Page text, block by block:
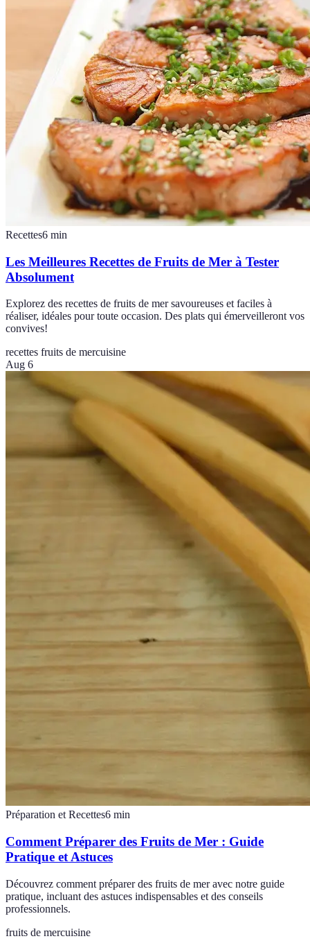
Recettes6 min
Les Meilleures Recettes de Fruits de Mer à Tester
Absolument
Explorez des recettes de fruits de mer savoureuses et faciles à
réaliser, idéales pour toute occasion. Des plats qui émerveilleront vos
convives!
recettes fruits de mercuisine
Aug 6
Préparation et Recettes6 min
Comment Préparer des Fruits de Mer : Guide
Pratique et Astuces
Découvrez comment préparer des fruits de mer avec notre guide
pratique, incluant des astuces indispensables et des conseils
professionnels.
fruits de mercuisine